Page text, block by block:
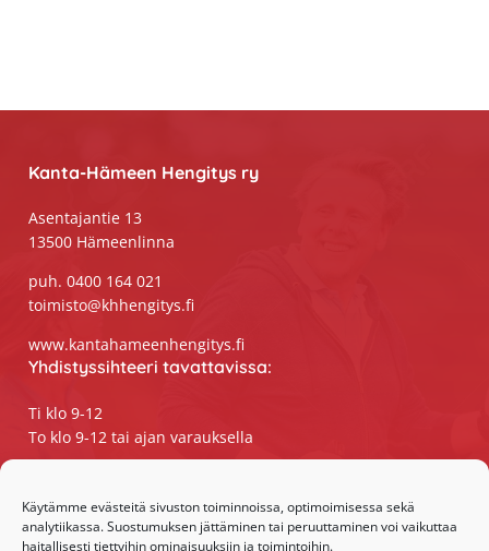
Käytämme evästeitä sivuston toiminnoissa, optimoimisessa sekä
analytiikassa. Suostumuksen jättäminen tai peruuttaminen voi vaikuttaa
haitallisesti tiettyihin ominaisuuksiin ja toimintoihin.
Kanta-Hämeen Hengitys ry
Asentajantie 13
13500 Hämeenlinna
puh. 0400 164 021
toimisto@khhengitys.fi
www.kantahameenhengitys.fi
Yhdistyssihteeri tavattavissa:
Ti klo 9-12
To klo 9-12 tai ajan varauksella
maanantaista perjantaihin klo 9-15